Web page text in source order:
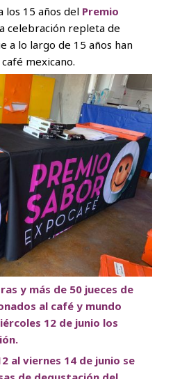
los 15 años del Premio
celebración repleta de
a lo largo de 15 años han
mexicano.
y más de 50 jueces de
al café y mundo
12 de junio los
al viernes 14 de junio se